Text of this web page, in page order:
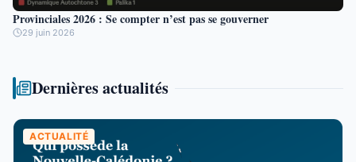
Provinciales 2026 : Se compter n’est pas se gouverner
29 juin 2026
Dernières actualités
ACTUALITÉ